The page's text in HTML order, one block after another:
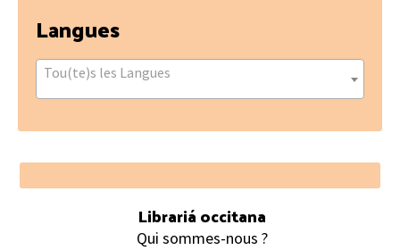
Langues
Tou(te)s les Langues
Footer
Librariá occitana
Qui sommes-nous ?